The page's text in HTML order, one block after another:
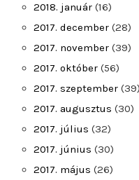
2018. január (16)
2017. december (28)
2017. november (39)
2017. október (56)
2017. szeptember (39)
2017. augusztus (30)
2017. július (32)
2017. június (30)
2017. május (26)